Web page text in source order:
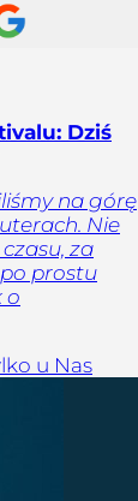
Dziś
na górę
Nie
za
prostu
o
u Nas